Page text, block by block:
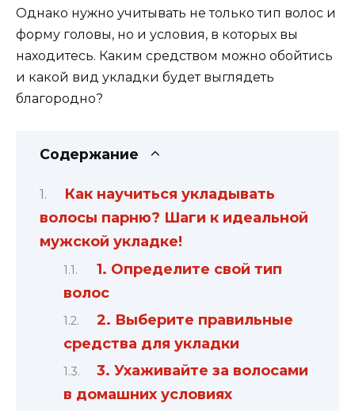
Однако нужно учитывать не только тип волос и
форму головы, но и условия, в которых вы
находитесь. Каким средством можно обойтись
и какой вид укладки будет выглядеть
благородно?
Содержание
Как научиться укладывать
волосы парню? Шаги к идеальной
мужской укладке!
1. Определите свой тип
волос
2. Выберите правильные
средства для укладки
3. Ухаживайте за волосами
в домашних условиях